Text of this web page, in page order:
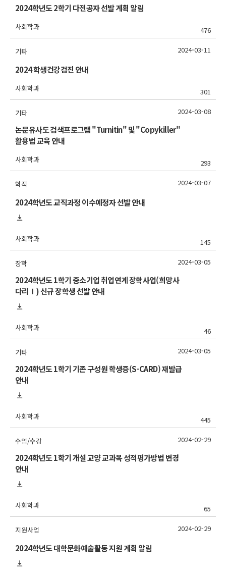
2024학년도 2학기 다전공자 선발 계획 알림
사회학과 476
기타
2024 학생건강검진 안내
사회학과 301
2024-03-11
기타
논문유사도 검색프로그램 "Turnitin" 및 "Copykiller"
활용법 교육 안내
사회학과 293
2024-03-08
학적
2024학년도 교직과정 이수예정자 선발 안내
사회학과 145
2024-03-07
장학
2024학년도 1학기 중소기업 취업연계 장학사업(희망사
다리Ⅰ) 신규 장학생 선발 안내
사회학과 46
2024-03-05
기타
2024학년도 1학기 기존 구성원 학생증(S-CARD) 재발급
안내
사회학과 445
2024-03-05
수업/수강
2024학년도 1학기 개설 교양 교과목 성적평가방법 변경
안내
사회학과 65
2024-02-29
지원사업
2024학년도 대학문화예술활동 지원 계획 알림
2024-02-29